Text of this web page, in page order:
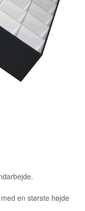
en største højde